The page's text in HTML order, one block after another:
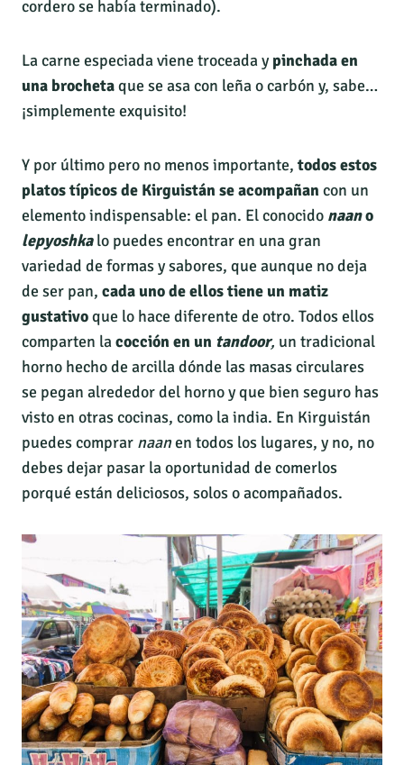
cordero se había terminado).
La carne especiada viene troceada y pinchada en
una brochetaque se asa con leña o carbón y, sabe…
¡simplemente exquisito!
Y por último pero no menos importante, todos estos
platos típicos de Kirguistán se acompañan con un
elemento indispensable: el pan. El conocido naano
lepyoshka lo puedes encontrar en una gran
variedad de formas y sabores, que aunque no deja
de ser pan, cada uno de ellos tiene un matiz
gustativoque lo hace diferente de otro. Todos ellos
comparten lacocción en un tandoor, un tradicional
horno hecho de arcilla dónde las masas circulares
se pegan alrededor del horno y que bien seguro has
visto en otras cocinas, como la india. En Kirguistán
puedes comprar naanen todos los lugares, y no, no
debes dejar pasar la oportunidad de comerlos
porqué están deliciosos, solos o acompañados.